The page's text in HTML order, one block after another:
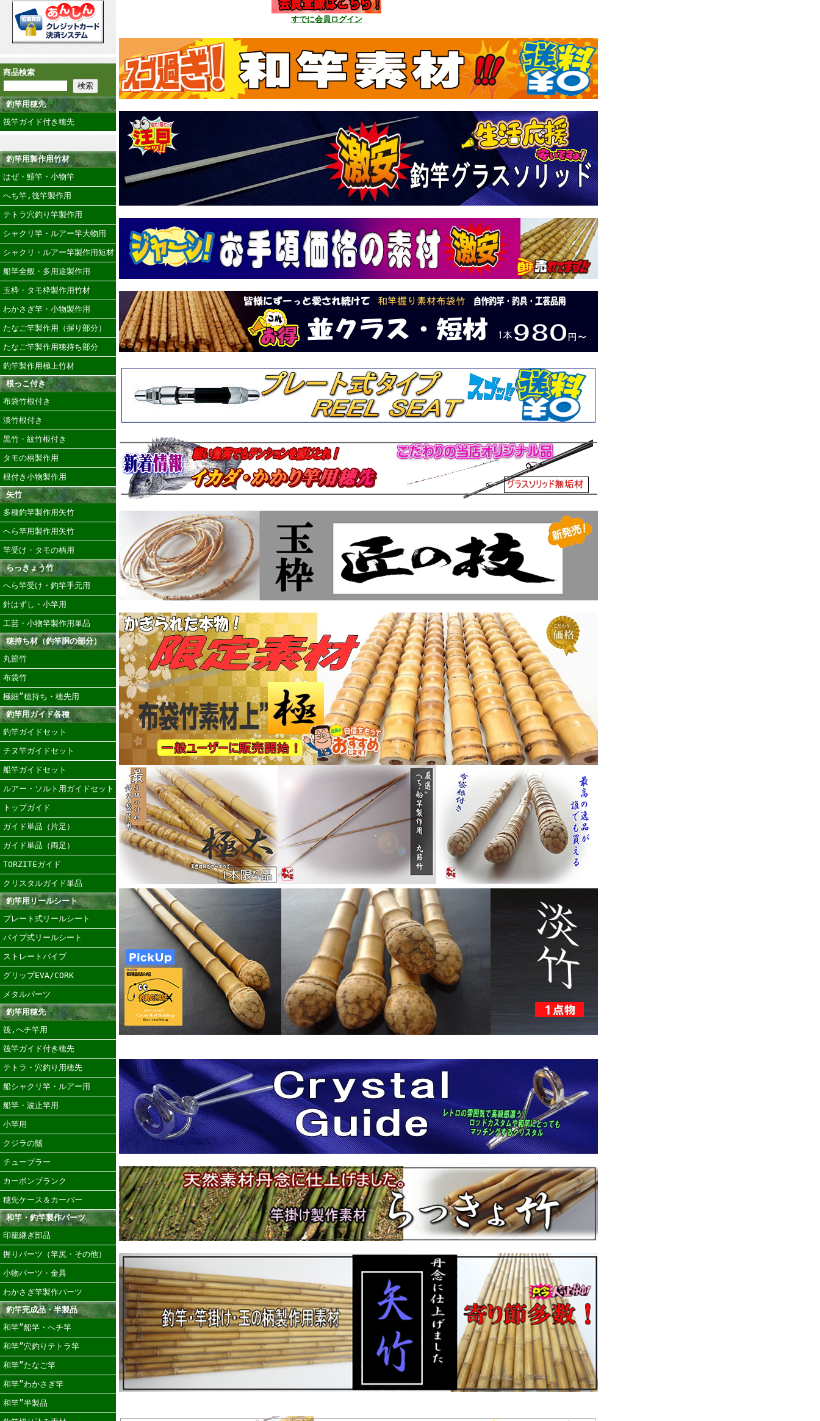
商品検索
釣竿用穂先
筏竿ガイド付き穂先
釣竿用製作用竹材
はぜ・鱚竿・小物竿
へち竿,筏竿製作用
テトラ穴釣り竿製作用
シャクリ竿・ルアー竿大物用
シャクリ・ルアー竿製作用短材
船竿全般・多用途製作用
玉枠・タモ枠製作用竹材
わかさぎ竿・小物製作用
たなご竿製作用（握り部分）
たなご竿製作用穂持ち部分
釣竿製作用極上竹材
根っこ付き
布袋竹根付き
淡竹根付き
黒竹・紋竹根付き
タモの柄製作用
根付き小物製作用
矢竹
多種釣竿製作用矢竹
へら竿用製作用矢竹
竿受け・タモの柄用
らっきょう竹
へら竿受け・釣竿手元用
針はずし・小竿用
工芸・小物竿製作用単品
穂持ち材（釣竿胴の部分）
丸節竹
布袋竹
極細”穂持ち・穂先用
釣竿用ガイド各種
釣竿ガイドセット
チヌ竿ガイドセット
船竿ガイドセット
ルアー・ソルト用ガイドセット
トップガイド
ガイド単品（片足）
ガイド単品（両足）
TORZITEガイド
クリスタルガイド単品
釣竿用リールシート
プレート式リールシート
パイプ式リールシート
ストレートパイプ
グリップEVA/CORK
メタルパーツ
釣竿用穂先
筏,へチ竿用
筏竿ガイド付き穂先
テトラ・穴釣り用穂先
船シャクリ竿・ルアー用
船竿・波止竿用
小竿用
クジラの鬚
チューブラー
カーボンブランク
穂先ケース＆カーバー
和竿・釣竿製作パーツ
印籠継ぎ部品
握りパーツ（竿尻・その他）
小物パーツ・金具
わかさぎ竿製作パーツ
釣竿完成品・半製品
和竿”船竿・へチ竿
和竿”穴釣りテトラ竿
和竿”たなご竿
和竿”わかさぎ竿
和竿”半製品
すでに会員ログイン